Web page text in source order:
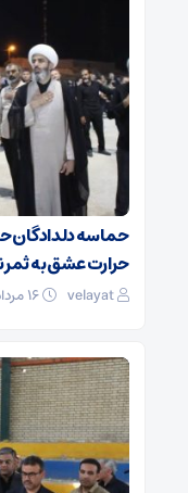
حماسه دلدادگان
حرارت عشق به
velayat